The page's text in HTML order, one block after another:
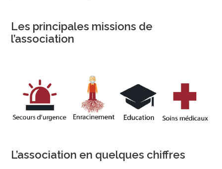
Les principales missions de
l’association
L’association en quelques chiffres